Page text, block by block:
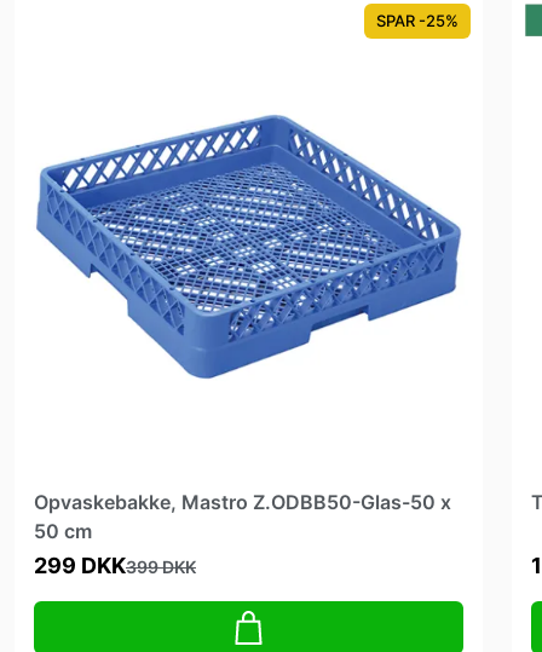
SPAR -25%
Opvaskebakke, Mastro Z.ODBB50-Glas-50 x
50 cm
299 DKK399 DKK